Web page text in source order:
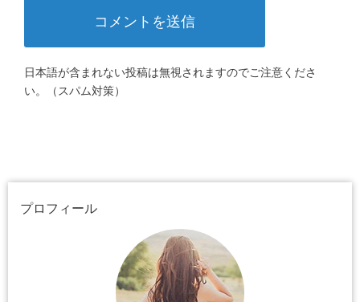
日本語が含まれない投稿は無視されますのでご注意くださ
い。（スパム対策）
プロフィール